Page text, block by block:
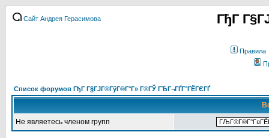
Сайт Андрея Герасимова ГђГ
Правила
Список форумов ГђГ Г§ГЈГ®ГўГ®Г°Г» Г®ГЎ ГЂГ¬ГҐГ°ГЁГЄГҐ
Не являетесь членом групп